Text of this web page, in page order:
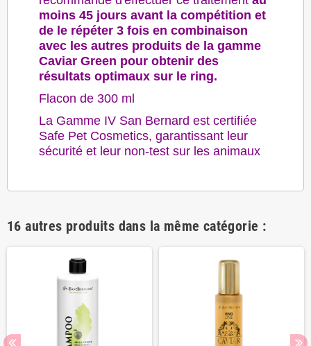
moins 45 jours avant la compétition et
de le répéter 3 fois en combinaison
avec les autres produits de la gamme
Caviar Green pour obtenir des
résultats optimaux sur le ring.
Flacon de 300 ml
La Gamme IV San Bernard est certifiée
Safe Pet Cosmetics, garantissant leur
sécurité et leur non-test sur les animaux
16 autres produits dans la même catégorie :